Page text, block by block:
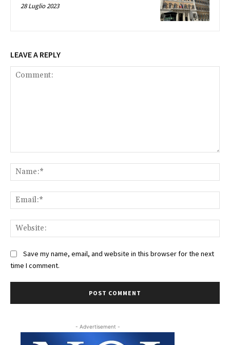
28 Luglio 2023
LEAVE A REPLY
Save my name, email, and website in this browser for the next
time I comment.
- Advertisement -